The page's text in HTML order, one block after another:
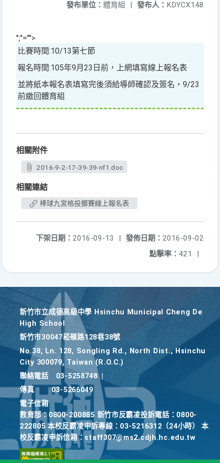
發布人： KDYCX148
發布單位： 體育組 |
";"="">
比賽時間:10/13第七節
報名時間:105年9月23日前，上網填寫線上報名表
並將紙本報名表填寫完後須給導師確認及簽名，9/23
前繳回體育組
相關附件
2016-9-2-17-39-39-nf1.doc
相關連結
棒球九宮格投擲賽線上報名表
發佈日期： 2016-09-02
下架日期： 2016-09-13
|
點擊率： 421 |
新竹巿立成德高級中學 Hsinchu Municipal Cheng De
High School
新竹巿30047崧嶺路128巷38號
No.38, Ln. 128, Songling Rd., North Dist., Hsinchu
City 300079, Taiwan (R.O.C.)
聯絡電話
03-5258748
傳真
03-5266049
電子信箱
教育部：0800-200885 新竹市反霸凌投訴電話：0800-
222805 本校反霸凌申訴專線：03-5216312（24小時） 本
校反霸凌申訴信箱：staff307@ms2.cdjh.hc.edu.tw